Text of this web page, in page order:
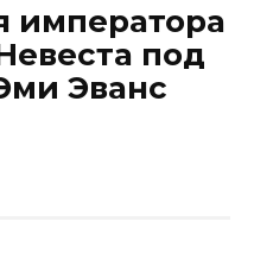
императора
под
Эванс